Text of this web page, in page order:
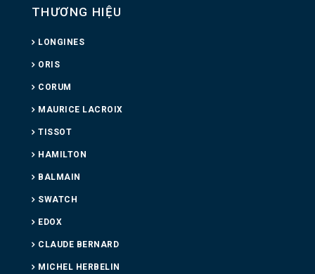
THƯƠNG HIỆU
LONGINES
ORIS
CORUM
MAURICE LACROIX
TISSOT
HAMILTON
BALMAIN
SWATCH
EDOX
CLAUDE BERNARD
MICHEL HERBELIN